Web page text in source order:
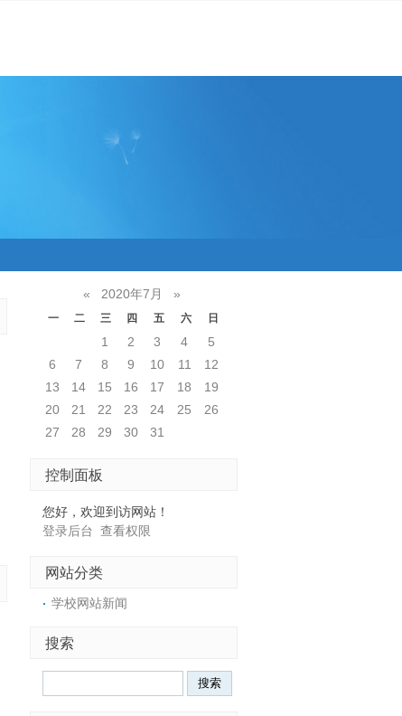
« 2020年7月 »
一 二 三 四 五 六 日
1 2 3 4
5
6
7 8 9 10 11
12
13
14 15 16 17 18
19
20
21 22 23 24 25
26
27
28 29 30 31
控制面板
您好，欢迎到访网站！
登录后台 查看权限
网站分类
学校网站新闻
搜索